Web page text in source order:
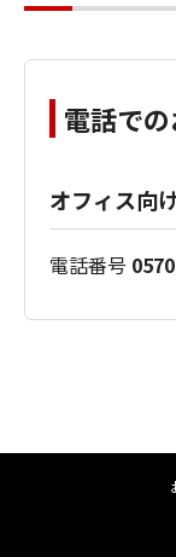
電話で
オフィス向
電話番号